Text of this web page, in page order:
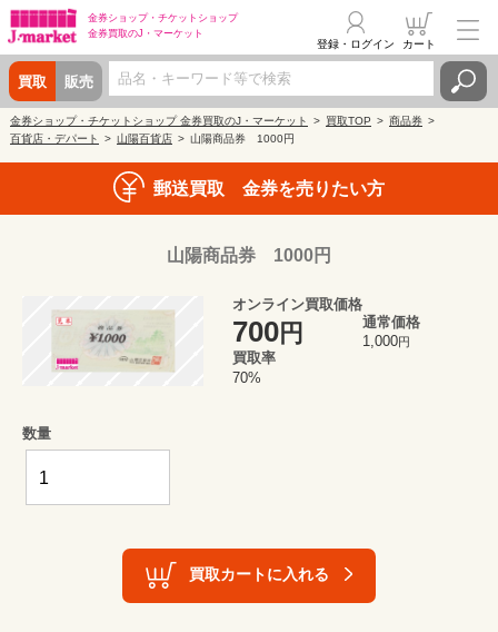
金券ショップ・ チケットショップ
金券買取のJ・マーケット
買取 販売
登録・ログイン カート
金券ショップ・チケットショップ 金券買取のJ・マーケット 買取TOP
商品券
百貨店・デパート
山陽百貨店 山陽商品券 1000円
郵送買取 金券を売りたい方
山陽商品券 1000円
オンライン買取価格
700円
通常価格
1,000円
買取率
70%
数量
買取カートに入れる